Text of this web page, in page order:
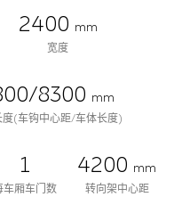
2400 mm
宽度
8300 mm
度(车钩中心距/车体长度)
1
车厢车门数
4200 mm
转向架中心距